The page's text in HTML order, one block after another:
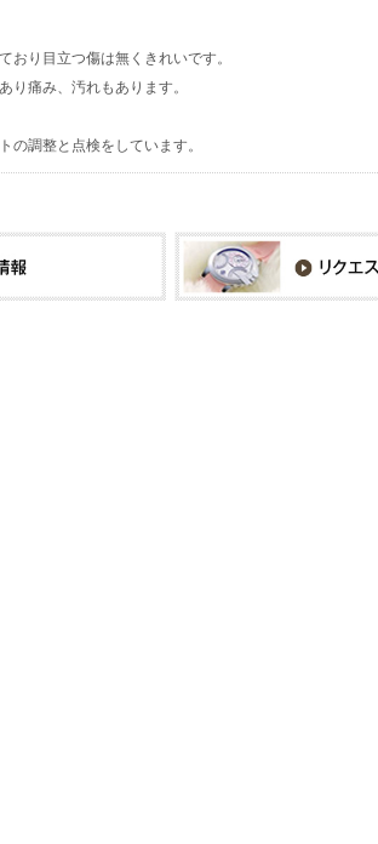
おり目立つ傷は無くきれいです。
り痛み、汚れもあります。
の調整と点検をしています。